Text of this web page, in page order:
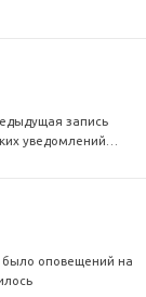
запись
уведомлений…
было оповещений на